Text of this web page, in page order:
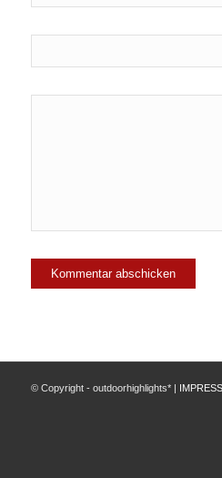
© Copyright - outdoorhighlights* |